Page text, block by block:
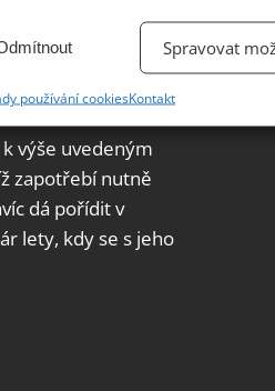
informací.
podvodů a
reklamy a obsahu,
údajů.
Spravovat
používání cookiesKontakt
se spolehnout, že
z
výše uvedeným
zapotřebí nutně
dá pořídit v
lety, kdy se s jeho